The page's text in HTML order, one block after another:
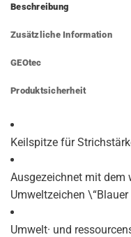
Beschreibung
Zusätzliche Information
GEOtec
Produktsicherheit
Keilspitze für
Ausgezeichnet mit dem
Umweltzeichen \“Blauer
Umwelt· und